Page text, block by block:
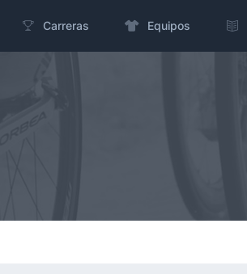
Carreras Equipos